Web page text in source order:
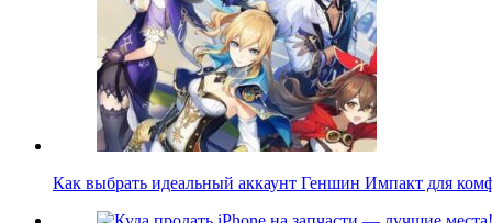
Как выбрать идеальный аккаунт Геншин Импакт для